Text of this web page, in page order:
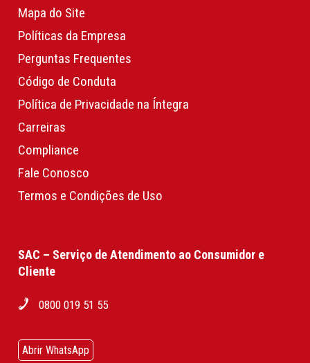
Mapa do Site
Políticas da Empresa
Perguntas Frequentes
Código de Conduta
Política de Privacidade na Íntegra
Carreiras
Compliance
Fale Conosco
Termos e Condições de Uso
SAC – Serviço de Atendimento ao Consumidor e
Cliente
0800 019 51 55
Abrir WhatsApp